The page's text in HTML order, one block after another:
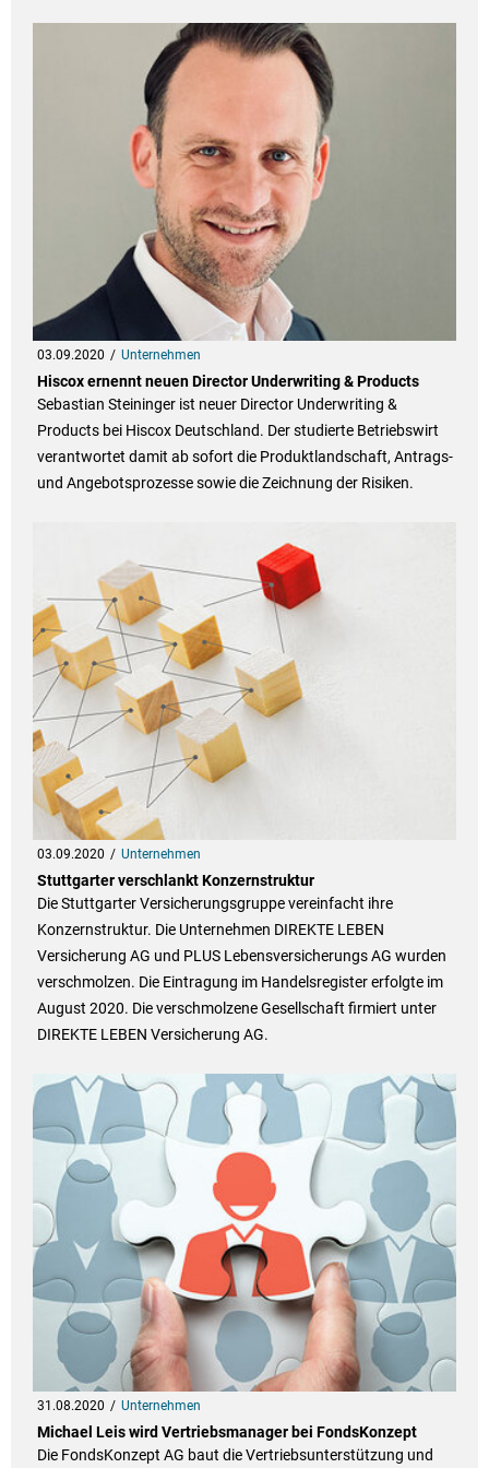
03.09.2020 Unternehmen
Hiscox ernennt neuen Director Underwriting & Products
Sebastian Steininger ist neuer Director Underwriting &
Products bei Hiscox Deutschland. Der studierte Betriebswirt
verantwortet damit ab sofort die Produktlandschaft, Antrags-
und Angebotsprozesse sowie die Zeichnung der Risiken.
03.09.2020 Unternehmen
Stuttgarter verschlankt Konzernstruktur
Die Stuttgarter Versicherungsgruppe vereinfacht ihre
Konzernstruktur. Die Unternehmen DIREKTE LEBEN
Versicherung AG und PLUS Lebensversicherungs AG wurden
verschmolzen. Die Eintragung im Handelsregister erfolgte im
August 2020. Die verschmolzene Gesellschaft firmiert unter
DIREKTE LEBEN Versicherung AG.
31.08.2020 Unternehmen
Michael Leis wird Vertriebsmanager bei FondsKonzept
Die FondsKonzept AG baut die Vertriebsunterstützung und